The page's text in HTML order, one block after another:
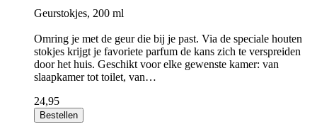
Geurstokjes, 200 ml
Omring je met de geur die bij je past. Via de speciale houten
stokjes krijgt je favoriete parfum de kans zich te verspreiden
door het huis. Geschikt voor elke gewenste kamer: van
slaapkamer tot toilet, van…
24,95
Bestellen